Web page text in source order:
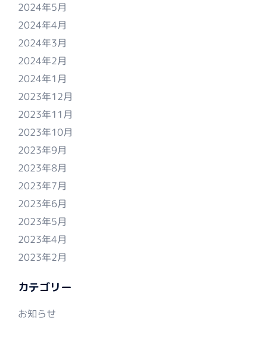
2024年5月
2024年4月
2024年3月
2024年2月
2024年1月
2023年12月
2023年11月
2023年10月
2023年9月
2023年8月
2023年7月
2023年6月
2023年5月
2023年4月
2023年2月
カテゴリー
お知らせ